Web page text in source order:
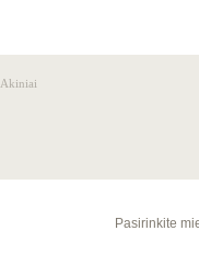
Akiniai
Pasirinkite